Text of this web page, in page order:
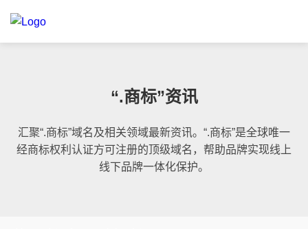
“.商标”资讯
汇聚“.商标”域名及相关领域最新资讯。“.商标”是全球唯一
经商标权利认证方可注册的顶级域名，帮助品牌实现线上
线下品牌一体化保护。